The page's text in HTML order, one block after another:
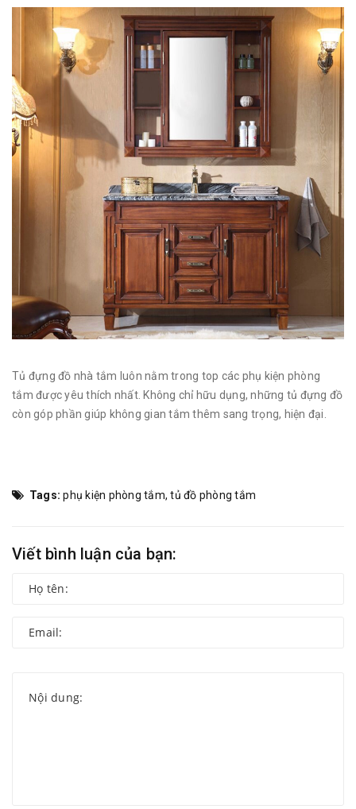
Tủ đựng đồ nhà tắm luôn nằm trong top các phụ kiện phòng
tắm được yêu thích nhất. Không chỉ hữu dụng, những tủ đựng đồ
còn góp phần giúp không gian tắm thêm sang trọng, hiện đại.
Tags: phụ kiện phòng tắm,tủ đồ phòng tắm
Viết bình luận của bạn: